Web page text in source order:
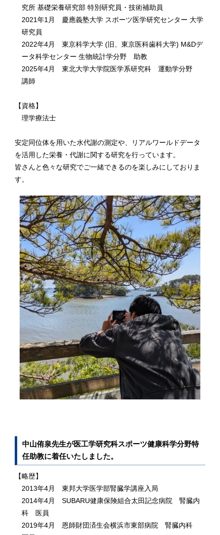
究所 基礎栄養研究部 特別研究員・技術補助員
2021年1月 慶應義塾大学 スポーツ医学研究センター 大学
研究員
2022年4月 東京科学大学 (旧、東京医科歯科大学) M&Dデ
ータ科学センター 生物統計学分野 助教
2025年4月 東北大学大学院医学系研究科 運動学分野
講師
【資格】
理学療法士
安定同位体を用いた水代謝の測定や、リアルワールドデータ
を活用した栄養・代謝に関する研究を行っています。
皆さんと色々な研究でご一緒できるのを楽しみにしておりま
す。
中山侑泉先生が医工学研究科スポーツ健康科学分野特
任助教に着任いたしました。
【略歴】
2013年4月 東邦大学医学部腎臓学講座入局
2014年4月 SUBARU健康保険組合太田記念病院 腎臓内
科 医員
2019年4月 恩師財団済生会横浜市東部病院 腎臓内科